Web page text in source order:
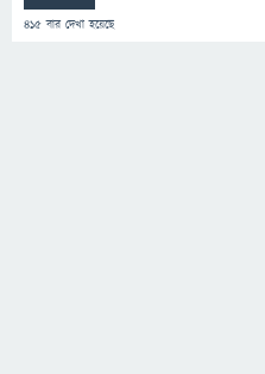
415 বার দেখা হয়েছে